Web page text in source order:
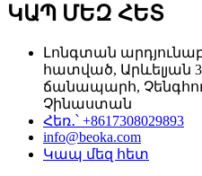
ԿԱՊ ՄԵԶ ՀԵՏ
Լոնգտան
հատված, Արևելյան
ճանապարհ,
Չինաստան
Հեռ․՝ +8617308029893
info@beoka.com
Կապ մեզ հետ